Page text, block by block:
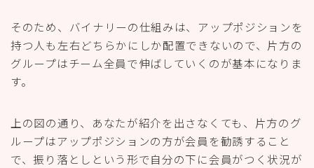
そのため、バイナリーの仕組みは、アップポジションを
持つ人も左右どちらかにしか配置できないので、片方の
グループはチーム全員で伸ばしていくのが基本になりま
す。
上の図の通り、あなたが紹介を出さなくても、片方のグ
ループはアップポジションの方が会員を勧誘すること
で、振り落としという形で自分の下に会員がつく状況が